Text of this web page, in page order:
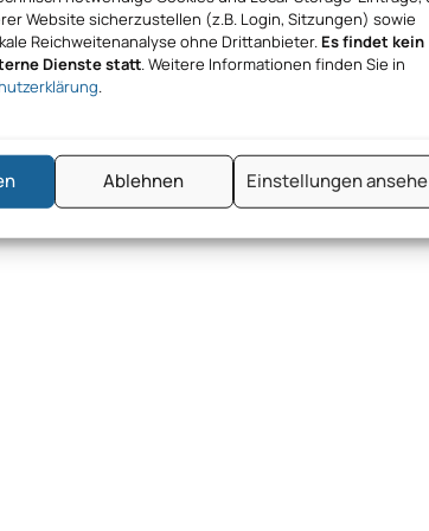
Website sicherzustellen (z.B. Login, Sitzungen) sowie
Reichweitenanalyse ohne Drittanbieter. Es findet kein
Dienste statt. Weitere Informationen finden Sie in
.
Ablehnen Einstellungen